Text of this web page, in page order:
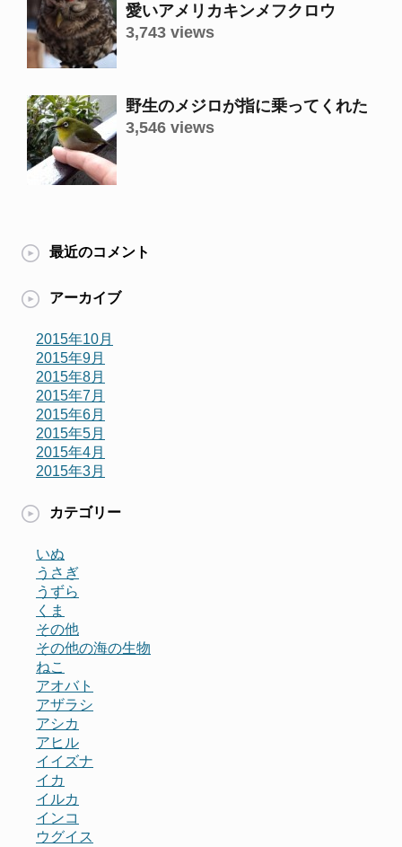
愛いアメリカキンメフクロウ
3,743 views
野生のメジロが指に乗ってくれた
3,546 views
最近のコメント
アーカイブ
2015年10月
2015年9月
2015年8月
2015年7月
2015年6月
2015年5月
2015年4月
2015年3月
カテゴリー
いぬ
うさぎ
うずら
くま
その他
その他の海の生物
ねこ
アオバト
アザラシ
アシカ
アヒル
イイズナ
イカ
イルカ
インコ
ウグイス